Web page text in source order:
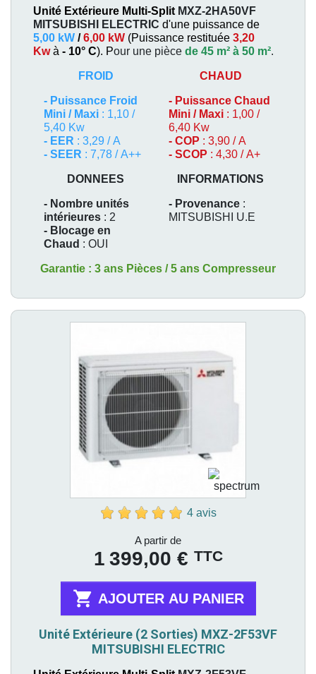
Unité Extérieure Multi-Split MXZ-2HA50VF
MITSUBISHI ELECTRIC d'une puissance de
5,00 kW /6,00 kW (Puissance restituée 3,20
Kwà - 10° C). Pour une pièce de 45 m² à 50 m².
FROID
- Puissance Froid
Mini / Maxi : 1,10 /
5,40 Kw
- EER : 3,29 / A
- SEER : 7,78 / A++
CHAUD
- Puissance Chaud
Mini / Maxi : 1,00 /
6,40 Kw
- COP : 3,90 / A
- SCOP : 4,30 / A+
DONNEES
- Nombre unités
intérieures : 2
- Blocage en
Chaud : OUI
INFORMATIONS
- Provenance :
MITSUBISHI U.E
Garantie : 3 ans Pièces / 5 ans Compresseur
4 avis
A partir de
1 399,00 € TTC
 AJOUTER AU PANIER
Unité Extérieure (2 Sorties) MXZ-2F53VF
MITSUBISHI ELECTRIC